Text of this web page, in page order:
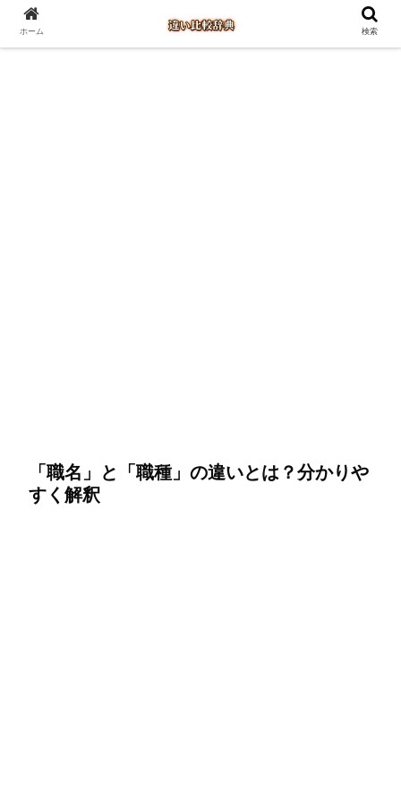
「職名」と「職種」の違いとは？分かりや
すく解釈
ホーム 検索